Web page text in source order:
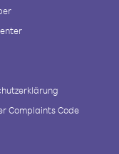
Complaints Code